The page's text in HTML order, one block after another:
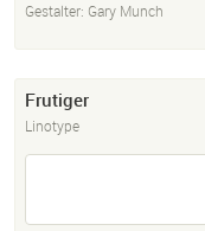
Gestalter: Gary Munch
Frutiger
Linotype